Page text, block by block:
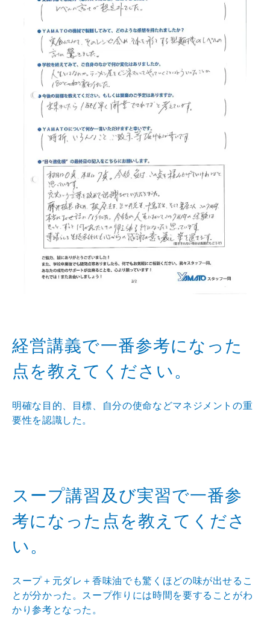
経営講義で一番参考になった
点を教えてください。
明確な目的、目標、自分の使命などマネジメントの重
要性を認識した。
スープ講習及び実習で一番参
考になった点を教えてくださ
い。
スープ＋元ダレ＋香味油でも驚くほどの味が出せるこ
とが分かった。スープ作りには時間を要することがわ
かり参考となった。